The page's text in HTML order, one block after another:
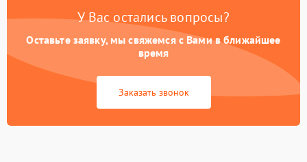
1200 ₽
Не сохраняет настройки Подробнее →
1500 ₽ Подробнее →
Не подает пар 1800 ₽ Подробнее →
У Вас остались вопросы?
Оставьте заявку, мы свяжемся с Вами в ближайшее
время
Заказать звонок